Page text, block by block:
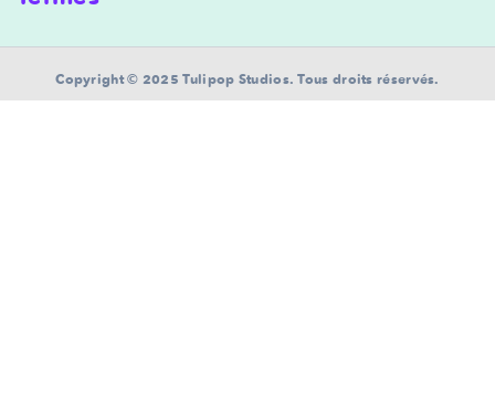
Copyright © 2025 Tulipop Studios. Tous droits réservés.